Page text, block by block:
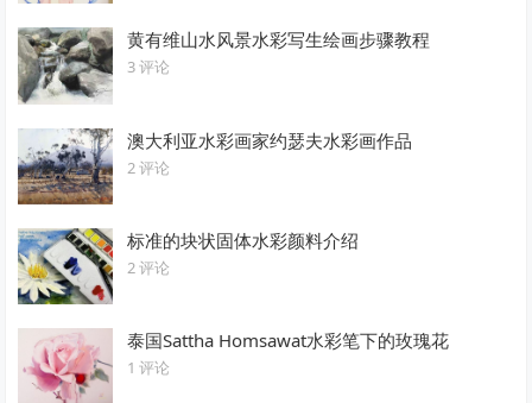
黄有维山水风景水彩写生绘画步骤教程
3 评论
澳大利亚水彩画家约瑟夫水彩画作品
2 评论
标准的块状固体水彩颜料介绍
2 评论
泰国Sattha Homsawat水彩笔下的玫瑰花
1 评论